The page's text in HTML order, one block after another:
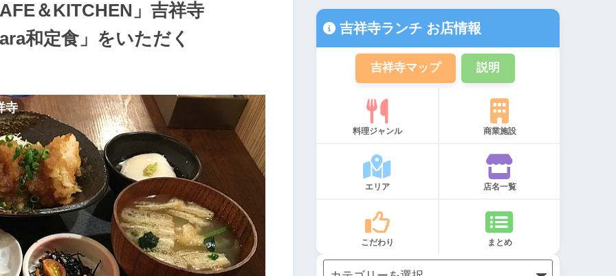
＆KITCHEN」吉祥寺
和定食」をいただく
寺
吉祥寺ランチ お店情報
吉祥寺マップ 説明
料理ジャンル 商業施設
エリア 店名一覧
こだわり まとめ